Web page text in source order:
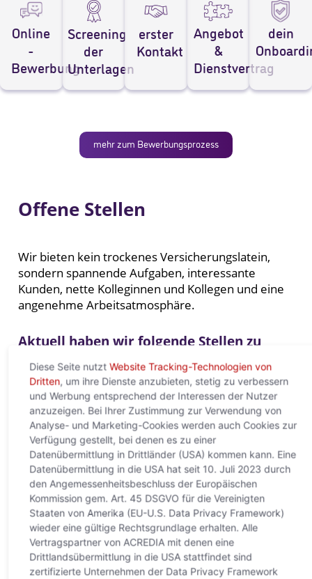
Online
-
Bewerbung​
Screening
der
Unterlagen​
erster
Kontakt​
Angebot
&
Dienstvertrag​
dein
mehr zum Bewerbungsprozess
Diese Seite nutzt Website Tracking-Technologien von
Dritten, um ihre Dienste anzubieten, stetig zu verbessern
und Werbung entsprechend der Interessen der Nutzer
anzuzeigen. Bei Ihrer Zustimmung zur Verwendung von
Analyse- und Marketing-Cookies werden auch Cookies zur
Verfügung gestellt, bei denen es zu einer
Datenübermittlung in Drittländer (USA) kommen kann. Eine
Datenübermittlung in die USA hat seit 10. Juli 2023 durch
den Angemessenheitsbeschluss der Europäischen
Kommission gem. Art. 45 DSGVO für die Vereinigten
Staaten von Amerika (EU-U.S. Data Privacy Framework)
wieder eine gültige Rechtsgrundlage erhalten. Alle
Vertragspartner von ACREDIA mit denen eine
Drittlandsübermittlung in die USA stattfindet sind
zertifizierte Unternehmen der Data Privacy Framework